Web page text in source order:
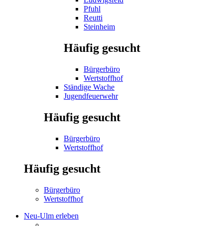
Pfuhl
Reutti
Steinheim
Häufig gesucht
Bürgerbüro
Wertstoffhof
Ständige Wache
Jugendfeuerwehr
Häufig gesucht
Bürgerbüro
Wertstoffhof
Häufig gesucht
Bürgerbüro
Wertstoffhof
Neu-Ulm erleben